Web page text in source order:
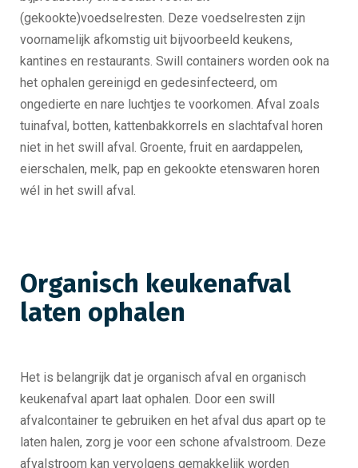
(gekookte)voedselresten. Deze voedselresten zijn
voornamelijk afkomstig uit bijvoorbeeld keukens,
kantines en restaurants. Swill containers worden ook na
het ophalen gereinigd en gedesinfecteerd, om
ongedierte en nare luchtjes te voorkomen. Afval zoals
tuinafval, botten, kattenbakkorrels en slachtafval horen
niet in het swill afval. Groente, fruit en aardappelen,
eierschalen, melk, pap en gekookte etenswaren horen
wél in het swill afval.
Organisch keukenafval
laten ophalen
Het is belangrijk dat je organisch afval en organisch
keukenafval apart laat ophalen. Door een swill
afvalcontainer te gebruiken en het afval dus apart op te
laten halen, zorg je voor een schone afvalstroom. Deze
afvalstroom kan vervolgens gemakkelijk worden